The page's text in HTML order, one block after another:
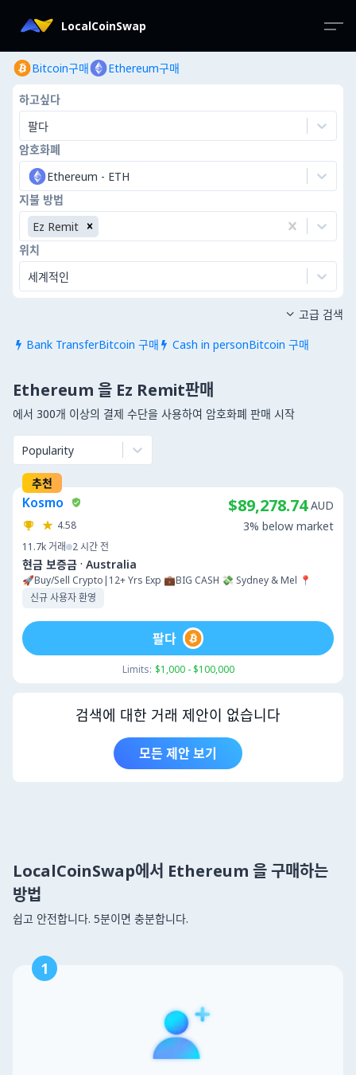
LocalCoinSwap
Bitcoin구매 Ethereum구매
하고싶다
팔다
암호화폐
Ethereum - ETH
지불 방법
Ez Remit
위치
세계적인
 Bank TransferBitcoin 구매  Cash in personBitcoin 구매
 고급 검색
Ethereum 을 Ez Remit판매
에서 300개 이상의 결제 수단을 사용하여 암호화폐 판매 시작
Popularity
추천
Kosmo
4.58
11.7k 거래 2 시간 전
현금 보증금 · Australia
🚀Buy/Sell Crypto|12+ Yrs Exp 💼BIG CASH 💸 Sydney & Mel 📍
신규 사용자 환영
$89,278.74 AUD
3% below market
Limits: $1,000 - $100,000
팔다
검색에 대한 거래 제안이 없습니다
모든 제안 보기
LocalCoinSwap에서 Ethereum 을 구매하는
방법
쉽고 안전합니다. 5분이면 충분합니다.
1